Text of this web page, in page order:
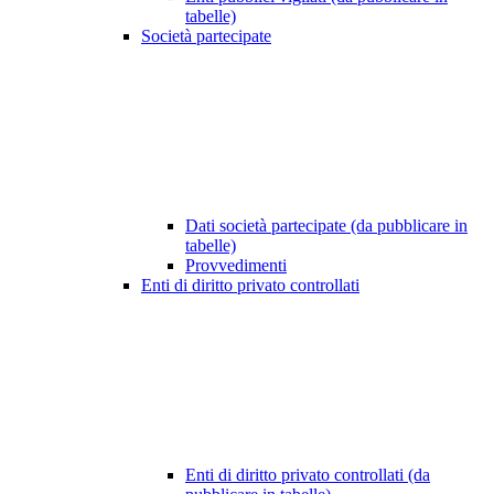
tabelle)
Società partecipate
Dati società partecipate (da pubblicare in
tabelle)
Provvedimenti
Enti di diritto privato controllati
Enti di diritto privato controllati (da